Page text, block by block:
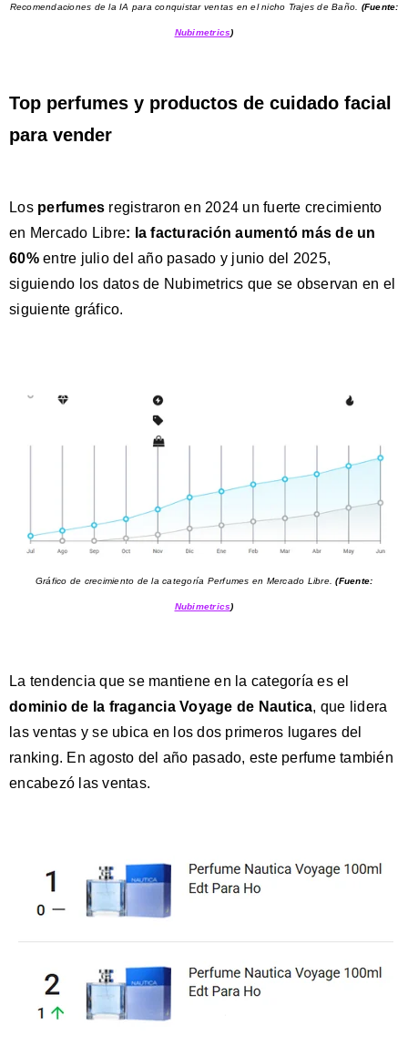
Recomendaciones de la IA para conquistar ventas en el nicho Trajes de Baño. (Fuente:
Nubimetrics)
Top perfumes y productos de cuidado facial
para vender
Los perfumes registraron en 2024 un fuerte crecimiento
en Mercado Libre: la facturación aumentó más de un
60% entre julio del año pasado y junio del 2025,
siguiendo los datos de Nubimetrics que se observan en el
siguiente gráfico.
Gráfico de crecimiento de la categoría Perfumes en Mercado Libre.(Fuente:
Nubimetrics)
La tendencia que se mantiene en la categoría es el
dominio de la fragancia Voyage de Nautica, que lidera
las ventas y se ubica en los dos primeros lugares del
ranking. En agosto del año pasado, este perfume también
encabezó las ventas.